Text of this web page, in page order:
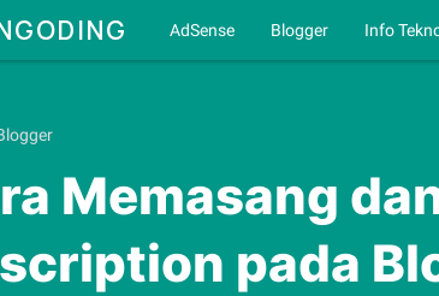
AdSense Blogger Info
Memasang
pada